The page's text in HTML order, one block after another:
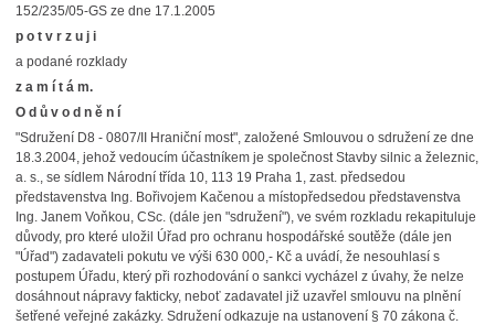
152/235/05-GS ze dne 17.1.2005
p o t v r z u j i
a podané rozklady
z a m í t á m.
O d ů v o d n ě n í
"Sdružení D8 - 0807/II Hraniční most", založené Smlouvou o sdružení ze dne
18.3.2004, jehož vedoucím účastníkem je společnost Stavby silnic a železnic,
a. s., se sídlem Národní třída 10, 113 19 Praha 1, zast. předsedou
představenstva Ing. Bořivojem Kačenou a místopředsedou představenstva
Ing. Janem Voňkou, CSc. (dále jen "sdružení"), ve svém rozkladu rekapituluje
důvody, pro které uložil Úřad pro ochranu hospodářské soutěže (dále jen
"Úřad") zadavateli pokutu ve výši 630 000,- Kč a uvádí, že nesouhlasí s
postupem Úřadu, který při rozhodování o sankci vycházel z úvahy, že nelze
dosáhnout nápravy fakticky, neboť zadavatel již uzavřel smlouvu na plnění
šetřené veřejné zakázky. Sdružení odkazuje na ustanovení § 70 zákona č.